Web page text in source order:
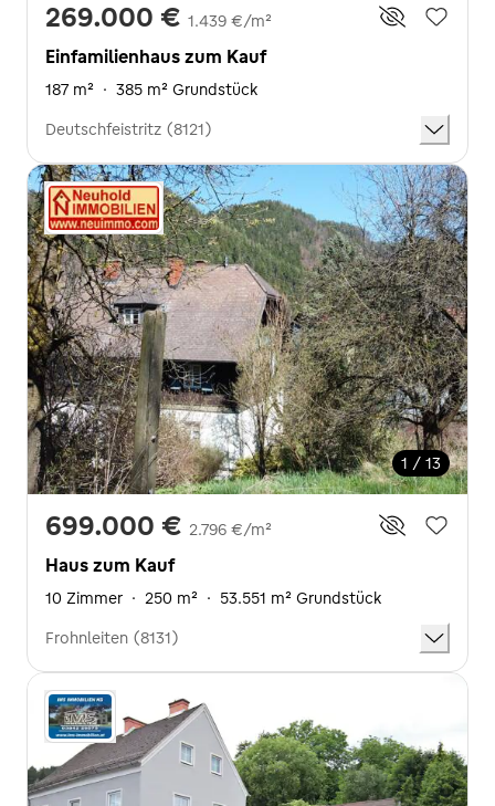
269.000 € 1.439 €/m²
Einfamilienhaus zum Kauf
187 m² · 385 m² Grundstück
Deutschfeistritz (8121)
1 / 13
699.000 € 2.796 €/m²
Haus zum Kauf
10 Zimmer · 250 m² · 53.551 m² Grundstück
Frohnleiten (8131)